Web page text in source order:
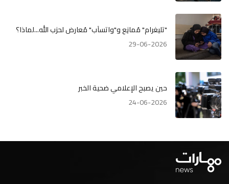
"تليغرام" مُمانِع و"واتسآب" مُعارض لحزب الله...لماذا؟
29-06-2026
حين يصبح الإعلامي ضحية الخبر
24-06-2026